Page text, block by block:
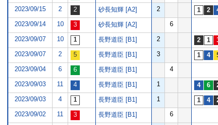
2023/09/15 2 砂長知輝 [A2] 2
2023/09/14 10 砂長知輝 [A2] 6
2023/09/07 10 長野道臣 [B1] 2
2023/09/07 2 長野道臣 [B1] 3
2023/09/04 6 長野道臣 [B1] 4
2023/09/03 11 長野道臣 [B1] 1
2023/09/03 4 長野道臣 [B1] 1
2023/09/02 11 長野道臣 [B1] 6